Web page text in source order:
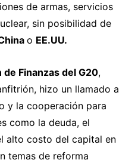
de armas, servicios
sin posibilidad de
o EE.UU.
de Finanzas del G20,
hizo un llamado a
y la cooperación para
como la deuda, el
alto costo del capital en
temas de reforma